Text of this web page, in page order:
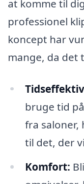
at komme til
professionel
koncept har
mange, da det
bruge tid
fra saloner,
til det, der
Komfort: